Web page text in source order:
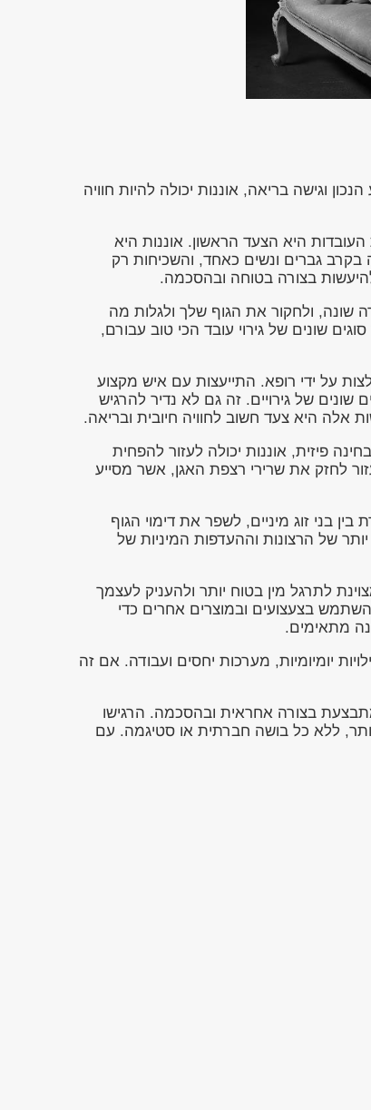
וגישה בריאה, אוננות יכולה להיות חוויה
היא הצעד הראשון. אוננות היא
בקרב גברים ונשים כאחד, והשכיחות רק
בצורה בטוחה ובהסכמה.
שונה, ולחקור את הגוף שלך ולגלות מה
שונים של גירוי עובד הכי טוב עבורם,
על ידי רופא. התייעצות עם איש מקצוע
של גירויים. זה גם לא נדיר להרגיש
היא צעד חשוב לחוויה חיובית ובריאה.
פיזית, אוננות יכולה לעזור להפחית
לחזק את שרירי רצפת האגן, אשר מסייע
בני זוג מיניים, לשפר את דימוי הגוף
של הרצונות וההעדפות המיניות של
לתרגל מין בטוח יותר ולהעניק לעצמך
בצעצועים ובמוצרים אחרים כדי
מתאימים.
יומיומיות, מערכות יחסים ועבודה. אם זה
בצורה אחראית ובהסכמה. הרגישו
ללא כל בושה חברתית או סטיגמה. עם